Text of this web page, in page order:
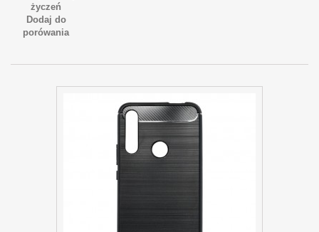
życzeń
Dodaj do
porówania